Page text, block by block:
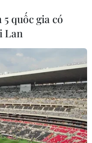
881 triệu
của Viện Giáo
quốc gia có
Lan